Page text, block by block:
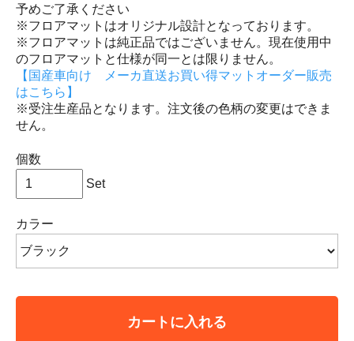
予めご了承ください
※フロアマットはオリジナル設計となっております。
※フロアマットは純正品ではございません。現在使用中
のフロアマットと仕様が同一とは限りません。
【国産車向け メーカ直送お買い得マットオーダー販売
はこちら】
※受注生産品となります。注文後の色柄の変更はできま
せん。
個数
Set
カラー
カートに入れる